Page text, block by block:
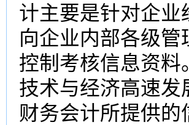
计主要是针对企
向企业内部各级
控制考核信息资
技术与经济高速
财务会计所提供